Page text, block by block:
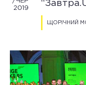
2019
ЩОРІЧНИЙ